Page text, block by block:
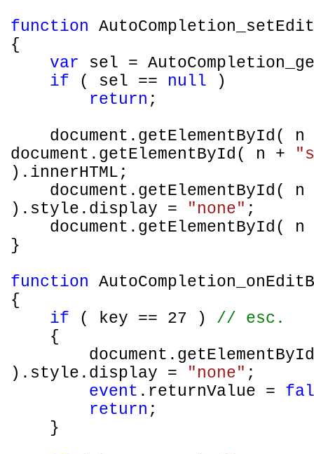
function
{
var sel =
if ( sel == null )
return ;
document.getElementById(
document.getElementById( n +
).innerHTML;
document.getElementById(
).style.display =
"none" ;
}
function
{
if ( key == 27 ) // esc.
{
).style.display =
"none" ;
event .returnValue =
return ;
}